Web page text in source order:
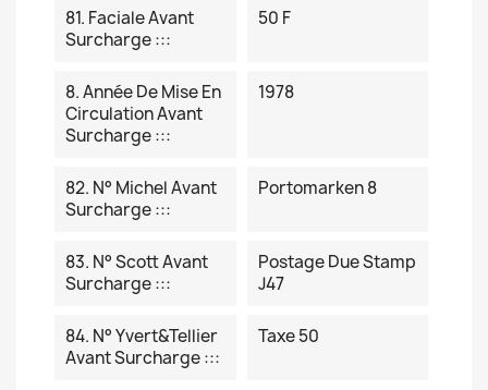
81. Faciale Avant
Surcharge :::
50 F
8. Année De Mise En
Circulation Avant
Surcharge :::
1978
82. N° Michel Avant
Surcharge :::
Portomarken 8
83. N° Scott Avant
Surcharge :::
Postage Due Stamp
J47
84. N° Yvert&Tellier
Avant Surcharge :::
Taxe 50